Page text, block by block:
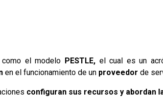
el modelo PESTLE, el cual es un
en el funcionamiento de un proveedor de
configuran sus recursos y abordan